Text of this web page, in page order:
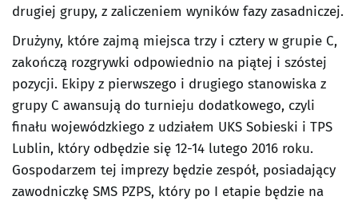
drugiej grupy, z zaliczeniem wyników fazy zasadniczej.
Drużyny, które zajmą miejsca trzy i cztery w grupie C,
zakończą rozgrywki odpowiednio na piątej i szóstej
pozycji. Ekipy z pierwszego i drugiego stanowiska z
grupy C awansują do turnieju dodatkowego, czyli
finału wojewódzkiego z udziałem UKS Sobieski i TPS
Lublin, który odbędzie się 12-14 lutego 2016 roku.
Gospodarzem tej imprezy będzie zespół, posiadający
zawodniczkę SMS PZPS, który po I etapie będzie na